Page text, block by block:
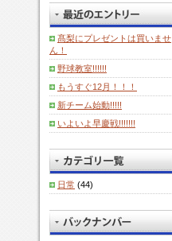
髙梨にプレゼントは買いませ
ん！
野球教室!!!!!!
もうすぐ12月！！！
新チーム始動!!!!!
いよいよ早慶戦!!!!!!!
日常 (44)